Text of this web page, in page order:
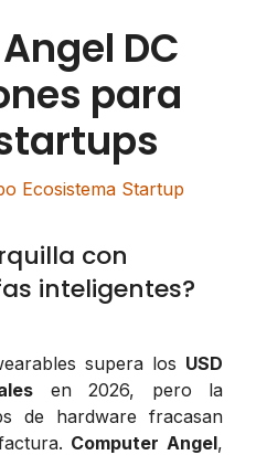
DC
para
Ecosistema Startup
con
inteligentes?
supera los USD
en 2026, pero la
de hardware fracasan
Computer Angel,